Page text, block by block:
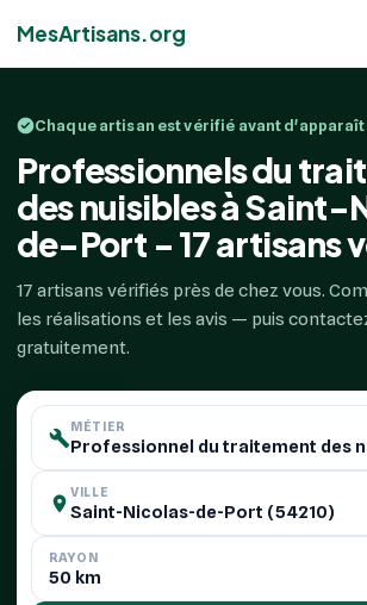
MesArtisans.org
Chaque artisan est vérifié avant
Professionnels du
des nuisibles à Saint-
de-Port - 17 artisans
17 artisans vérifiés près de chez vous.
les réalisations et les avis — puis
gratuitement.
MÉTIER
VILLE
RAYON